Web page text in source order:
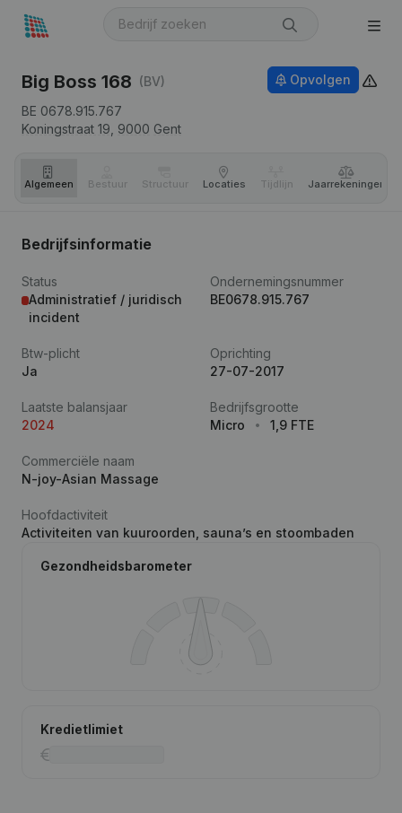
Big Boss 168 (BV)
BE 0678.915.767
Koningstraat 19, 9000 Gent
Opvolgen
Algemeen Bestuur Structuur Locaties Tijdlijn Jaar­rekeningen
Bedrijfsinformatie
Status
Administratief / juridisch
incident
Ondernemingsnummer
BE0678.915.767
Btw-plicht
Ja
Oprichting
27-07-2017
Laatste balansjaar
2024
Bedrijfsgrootte
Micro
1,9 FTE
Commerciële naam
N-joy-Asian Massage
Hoofdactiviteit
Activiteiten van kuuroorden, sauna’s en stoombaden
Gezondheidsbarometer
Kredietlimiet